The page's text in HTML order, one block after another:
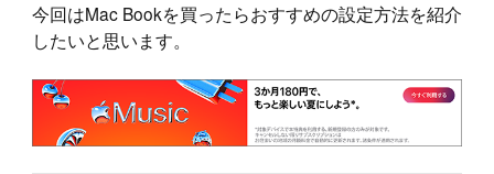
今回はMac Bookを買ったらおすすめの設定方法を紹介
したいと思います。